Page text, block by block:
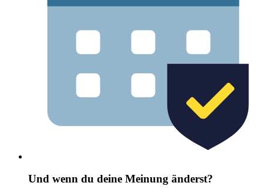
Und wenn du deine Meinung änderst?